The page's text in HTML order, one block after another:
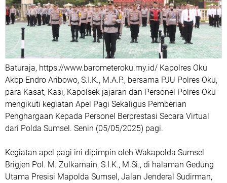
Baturaja, https://www.barometeroku.my.id/ Kapolres Oku
Akbp Endro Aribowo, S.I.K., M.A.P., bersama PJU Polres Oku,
para Kasat, Kasi, Kapolsek jajaran dan Personel Polres Oku
mengikuti kegiatan Apel Pagi Sekaligus Pemberian
Penghargaan Kepada Personel Berprestasi Secara Virtual
dari Polda Sumsel. Senin (05/05/2025) pagi.
Kegiatan apel pagi ini dipimpin oleh Wakapolda Sumsel
Brigjen Pol. M. Zulkarnain, S.I.K., M.Si., di halaman Gedung
Utama Presisi Mapolda Sumsel, Jalan Jenderal Sudirman,